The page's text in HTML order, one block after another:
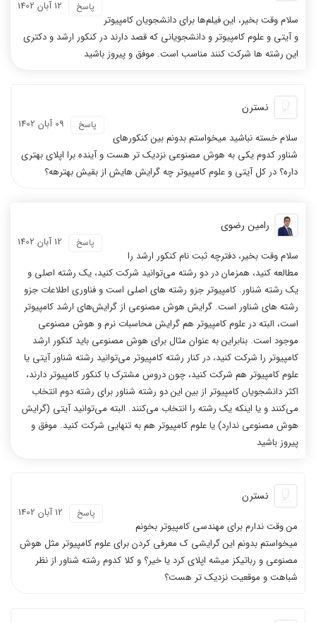
12 آبان 1402 پاسخ
سلام وقت بخیر، این فیلم‌ها برای دانشجویان کامپیوتر
و آیتی و علوم کامپیوتر و دانشجویانی که قصد دارند در کنکور ارشد و دکتری
این رشته ها شرکت کنند مناسب است. موفق و پیروز باشید
نسترن
09 آبان 1402 پاسخ
سلام خسته نباشید میخواستم بدونم بین کنکورهای
شناور کدوم یکی به هوش مصنوعی نزدیک تر هست و آینده برا اپلای بهتری
داره؟ در کل آیتی و علوم کامپیوتر چه گرایش هایش از بقیش بهترهه؟
رامین رضوی
12 آبان 1402 پاسخ
سلام وقت بخیر، دفترچه ثبت نام کنکور ارشد را
مطالعه کنید، همزمان در دو رشته می‌توانید شرکت کنید، یک رشته اصلی و
یک رشته شناور. کامپیوتر جزو رشته های اصلی است و فناوری اطلاعات جزو
رشته های شناور است. گرایش هوش مصنوعی از گرایش‌های ارشد کامپیوتر
است، البته در علوم کامپیوتر هم گرایش محاسبات نرم و هوش مصنوعی
موجود است. بنابراین به عنوان مثال برای هوش مصنوعی باید کنکور ارشد
کامپیوتر را شرکت کنید، در کنار رشته کامپیوتر می‌توانید رشته شناور آیتی یا
علوم کامپیوتر هم شرکت کنید، چون دروس مشترک با کنکور کامپیوتر دارند،
اکثر دانشجویان کامپیوتر از بین این دو رشته شناور برای رشته دوم انتخاب
می‌کنند و یا اینکه یک رشته را انتخاب می‌کنند. البته می‌توانید آیتی (گرایش
هوش مصنوعی ندارد) یا علوم کامپیوتر هم به تنهایی شرکت کنید. موفق و
پیروز باشید
نسترن
12 آبان 1402 پاسخ
من وقت ندارم برای مهندسی کامپیوتر بخونم
میخواستم بدونم این گرایشی ک معرفی کردن برای علوم کامپیوتر مثل هوش
مصنوعی و رباتیکز میشه اپلای کرد یا خیر؟ و کلا کدوم رشته شناور از نظر
شباهت و موقعیت نزدیک تر هست؟